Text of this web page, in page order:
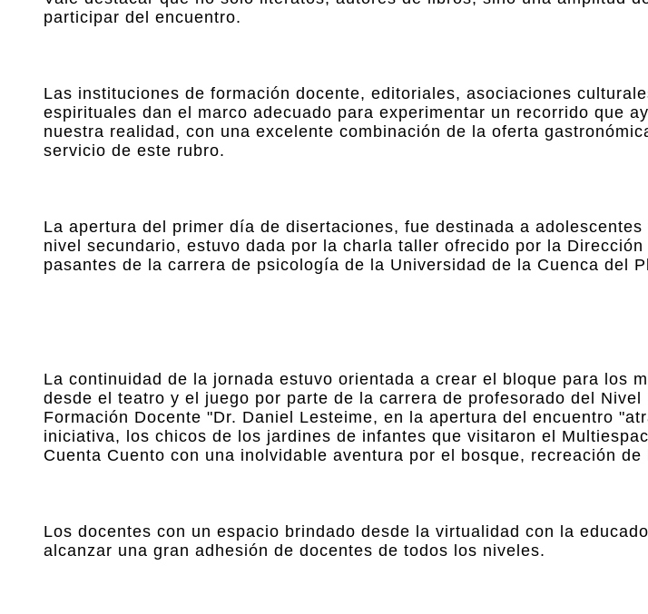
participar del encuentro.
Las instituciones de formación docente, editoriales, asociaciones
espirituales dan el marco adecuado para experimentar un recorrido que
nuestra realidad, con una excelente combinación de la oferta
servicio de este rubro.
La apertura del primer día de disertaciones, fue destinada a
nivel secundario, estuvo dada por la charla taller ofrecido por la
pasantes de la carrera de psicología de la Universidad de la Cuenca del
La continuidad de la jornada estuvo orientada a crear el bloque para los
desde el teatro y el juego por parte de la carrera de profesorado del
Formación Docente "Dr. Daniel Lesteime, en la apertura del encuentro
iniciativa, los chicos de los jardines de infantes que visitaron el
Cuenta Cuento con una inolvidable aventura por el bosque, recreación
Los docentes con un espacio brindado desde la virtualidad con la
alcanzar una gran adhesión de docentes de todos los niveles.